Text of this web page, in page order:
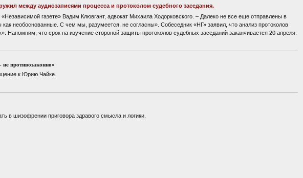
между аудиозаписями процесса и протоколом судебного заседания.
газете» Вадим Клювгант, адвокат Михаила Ходорковского. – Далеко не все еще отправлены в
необоснованные. С чем мы, разумеется, не согласны». Собеседник «НГ» заявил, что анализ протоколов
Напомним, что срок на изучение стороной защиты протоколов судебных заседаний заканчивается 20 апреля.
противозаконно»
к Юрию Чайке.
в шизофрении приговора здравого смысла и логики.